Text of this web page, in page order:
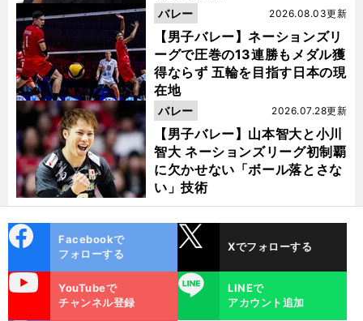
【男子バレー】ネーションズリ
ーグで圧巻の13連勝もメダル獲
得ならず 五輪を目指す日本の現
在地
2026.08.03更新
バレー
【男子バレー】山本智大と小川
智大 ネーションズリーグ初制覇
に欠かせない「ボール落とさな
い」技術
2026.07.28更新
バレー
ok
Facebookで
フォローする
Xでフォローする
YouTubeで
チャンネル登録
LINE
LINEで
アカウント追加